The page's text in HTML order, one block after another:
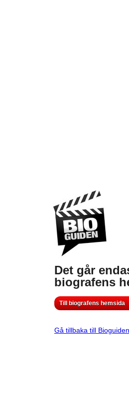
Det går
biografens
Till biografens hemsida
Gå tillbaka till Bioguiden